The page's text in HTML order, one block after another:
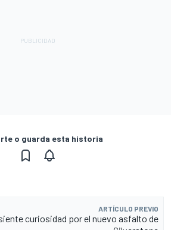
o guarda esta historia
ARTÍCULO PREVIO
curiosidad por el nuevo asfalto de